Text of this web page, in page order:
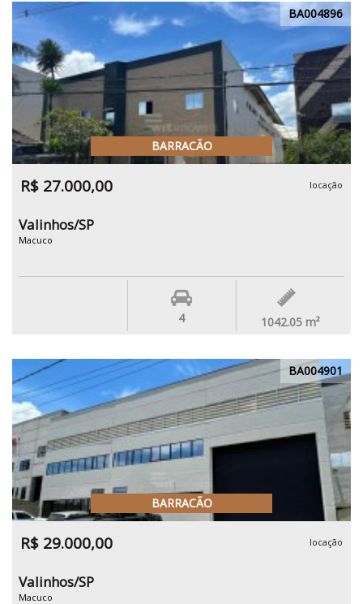
BA004896
BARRACÃO
R$ 27.000,00 locação
Valinhos/SP
Macuco
4 1042.05 m²
BA004901
BARRACÃO
R$ 29.000,00 locação
Valinhos/SP
Macuco